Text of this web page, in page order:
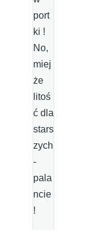
port
ki !
No,
miej
że
litoś
ć dla
stars
zych
-
pala
ncie
!